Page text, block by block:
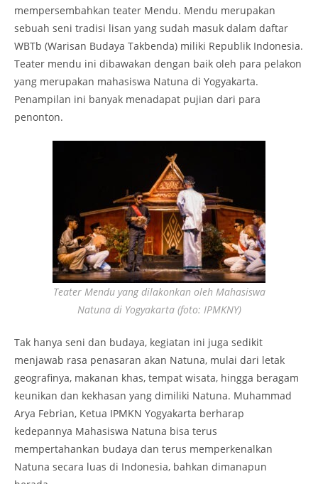
mempersembahkan teater Mendu. Mendu merupakan
sebuah seni tradisi lisan yang sudah masuk dalam daftar
WBTb (Warisan Budaya Takbenda) miliki Republik Indonesia.
Teater mendu ini dibawakan dengan baik oleh para pelakon
yang merupakan mahasiswa Natuna di Yogyakarta.
Penampilan ini banyak menadapat pujian dari para
penonton.
Teater Mendu yang dilakonkan oleh Mahasiswa
Natuna di Yogyakarta (foto: IPMKNY)
Tak hanya seni dan budaya, kegiatan ini juga sedikit
menjawab rasa penasaran akan Natuna, mulai dari letak
geografinya, makanan khas, tempat wisata, hingga beragam
keunikan dan kekhasan yang dimiliki Natuna. Muhammad
Arya Febrian, Ketua IPMKN Yogyakarta berharap
kedepannya Mahasiswa Natuna bisa terus
mempertahankan budaya dan terus memperkenalkan
Natuna secara luas di Indonesia, bahkan dimanapun